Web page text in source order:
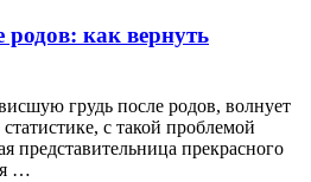
родов: как вернуть
грудь после родов, волнует
с такой проблемой
представительница прекрасного
…